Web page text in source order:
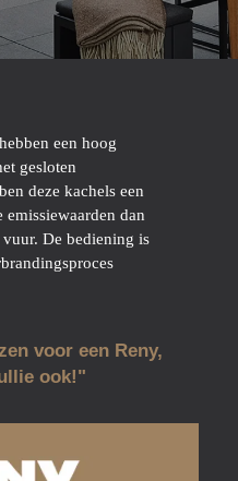
een hoog
et gesloten
deze kachels een
emissiewaarden dan
vuur. De bediening is
voor een Reny,
ook!"